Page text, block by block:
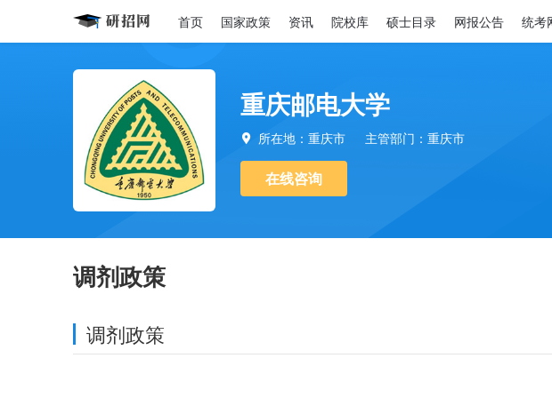
首页 国家政策 资讯 院校库 硕士目录 网报公告 统考
重庆邮电大学
 所在地：重庆市 主管部门：重庆市
在线咨询
调剂政策
调剂政策